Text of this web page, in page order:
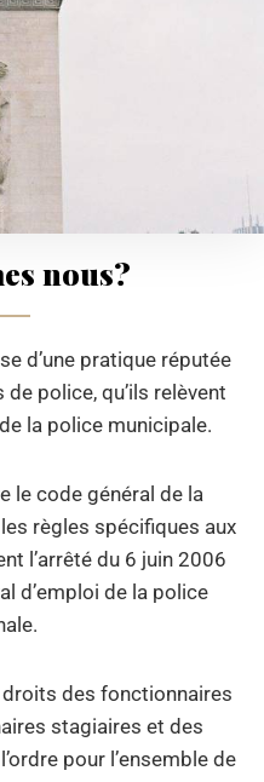
nous?
d’une pratique réputée
police, qu’ils relèvent
la police municipale.
le code général de la
règles spécifiques aux
l’arrêté du 6 juin 2006
d’emploi de la police
des fonctionnaires
stagiaires et des
pour l’ensemble de